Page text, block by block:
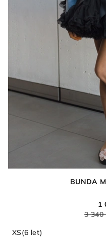
BUNDA
1
3 340
XS(6 let)